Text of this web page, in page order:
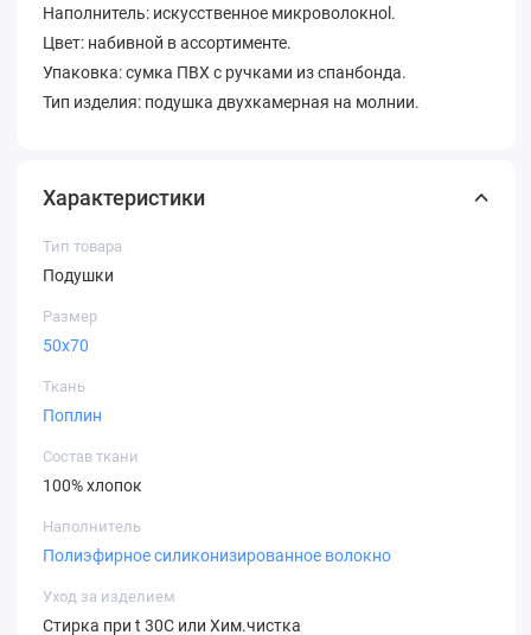
Наполнитель: искусственное микроволокноl.
Цвет: набивной в ассортименте.
Упаковка: сумка ПВХ с ручками из спанбонда.
Тип изделия: подушка двухкамерная на молнии.
Характеристики
Тип товара
Подушки
Размер
50х70
Ткань
Поплин
Состав ткани
100% хлопок
Наполнитель
Полиэфирное силиконизированное волокно
Уход за изделием
Стирка при t 30C или Хим.чистка